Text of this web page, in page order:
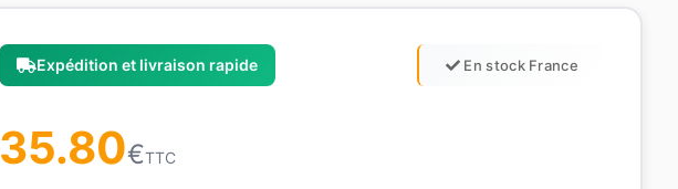
Expédition et livraison rapide En stock France
35.80€TTC